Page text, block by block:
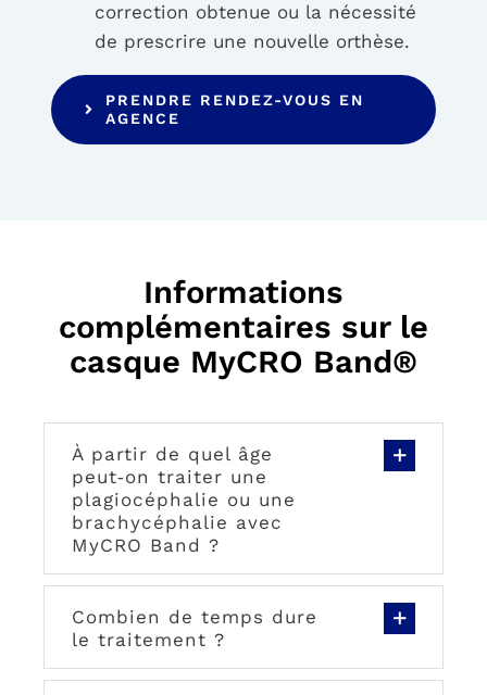
correction obtenue ou la nécessité
de prescrire une nouvelle orthèse.
PRENDRE RENDEZ-VOUS EN
AGENCE
Informations
complémentaires sur le
casque MyCRO Band®
À partir de quel âge
peut‑on traiter une
plagiocéphalie ou une
brachycéphalie avec
MyCRO Band ?
Combien de temps dure
le traitement ?